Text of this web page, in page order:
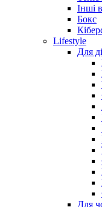
Інші
Бокс
Lifestyle
Для
Для